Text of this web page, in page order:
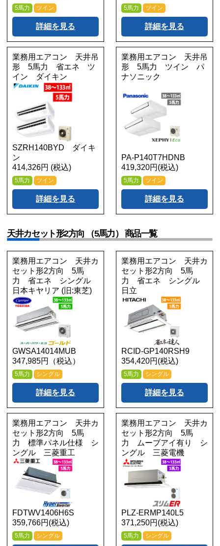
5馬力 ツイン
詳細を見る
5馬力 ツイン
詳細を見る
業務用エアコン 天井吊
形 5馬力 省エネ ツ
イン ダイキン
SZRH140BYD ダイキ
ン
414,326円 (税込)
5馬力 ツイン
詳細を見る
業務用エアコン 天井吊
形 5馬力 ツイン パ
ナソニック
PA-P140T7HDNB
419,320円(税込)
5馬力 ツイン
詳細を見る
天井カセット形2方向 （5馬力） 商品一覧
業務用エアコン 天井カ
セット形2方向 5馬
力 省エネ シングル
日本キヤリア (旧:東芝)
GWSA14014MUB
347,985円（税込）
5馬力 シングル
詳細を見る
業務用エアコン 天井カ
セット形2方向 5馬
力 省エネ シングル
日立
RCID-GP140RSH9
354,420円(税込)
5馬力 シングル
詳細を見る
業務用エアコン 天井カ
セット形2方向 5馬
力 標準パネル仕様 シ
ングル 三菱重工
FDTWV1406H6S
359,766円(税込)
5馬力 シングル
業務用エアコン 天井カ
セット形2方向 5馬
力 ムーブアイ有り シ
ングル 三菱電機
PLZ-ERMP140L5
371,250円(税込)
5馬力 シングル